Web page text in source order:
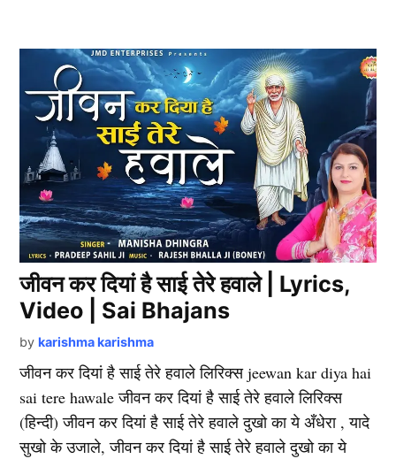
जीवन कर दियां है साई तेरे हवाले | Lyrics,
Video | Sai Bhajans
by karishma karishma
जीवन कर दियां है साई तेरे हवाले लिरिक्स jeewan kar diya hai
sai tere hawale जीवन कर दियां है साई तेरे हवाले लिरिक्स
(हिन्दी) जीवन कर दियां है साई तेरे हवाले दुखो का ये अँधेरा , यादे
सुखो के उजाले, जीवन कर दियां है साई तेरे हवाले दुखो का ये